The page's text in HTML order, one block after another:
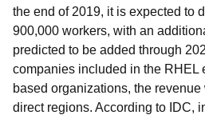
the end of 2019, it is expected to
900,000 workers, with an
predicted to be added through
companies included in the RHEL
based organizations, the
direct regions. According to IDC,